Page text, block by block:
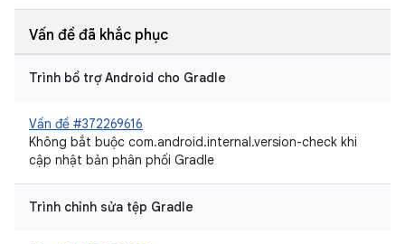
Vấn đề đã khắc phục
Trình bổ trợ Android cho Gradle
Vấn đề #372269616
Không bắt buộc com.android.internal.version-check khi
cập nhật bản phân phối Gradle
Trình chỉnh sửa tệp Gradle